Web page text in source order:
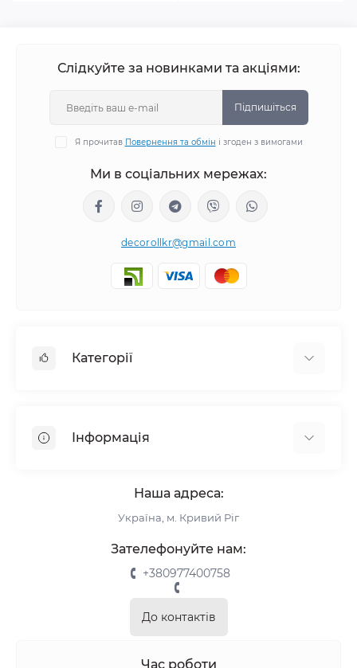
Слідкуйте за новинками та акціями:
Підпишіться
Я прочитав Повернення та обмін і згоден з вимогами
Ми в соціальних мережах:
decorollkr@gmail.com
Категорії
Рулонні штори
Інформація
Інформація для замовлення
Повернення та обмін
Наша адреса:
Україна, м. Кривий Ріг
Зателефонуйте нам:
+380977400758
До контактів
Час роботи